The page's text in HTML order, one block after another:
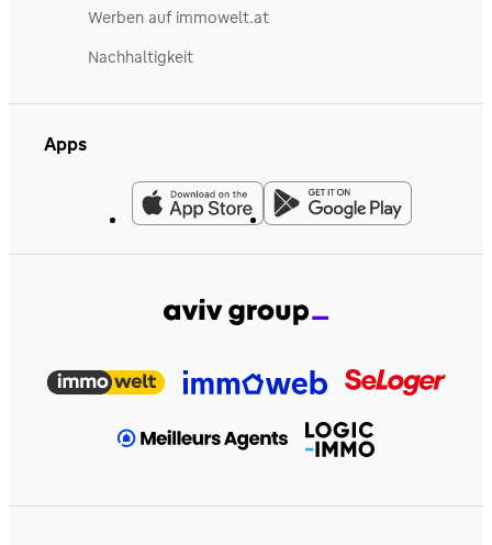
Werben auf immowelt.at
Nachhaltigkeit
Apps